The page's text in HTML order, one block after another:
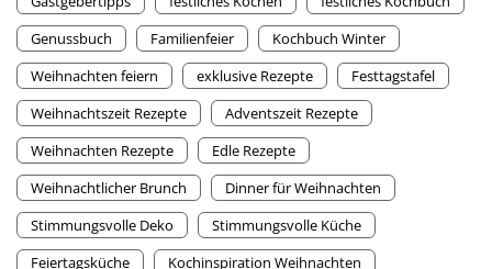
Genussbuch
Familienfeier
Kochbuch Winter
Weihnachten feiern
exklusive Rezepte
Festtagstafel
Weihnachtszeit Rezepte
Adventszeit Rezepte
Weihnachten Rezepte
Edle Rezepte
Weihnachtlicher Brunch
Dinner für Weihnachten
Stimmungsvolle Deko
Stimmungsvolle Küche
Feiertagsküche
Kochinspiration Weihnachten